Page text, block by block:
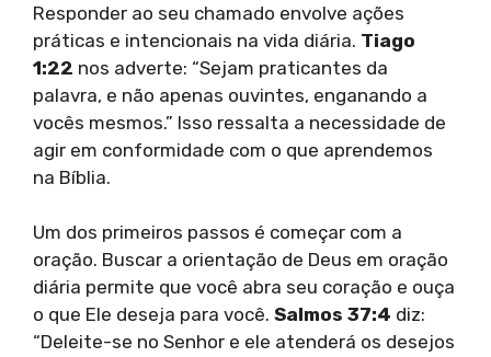
Responder ao seu chamado envolve ações
práticas e intencionais na vida diária. Tiago
1:22 nos adverte: “Sejam praticantes da
palavra, e não apenas ouvintes, enganando a
vocês mesmos.” Isso ressalta a necessidade de
agir em conformidade com o que aprendemos
na Bíblia.
Um dos primeiros passos é começar com a
oração. Buscar a orientação de Deus em oração
diária permite que você abra seu coração e ouça
o que Ele deseja para você. Salmos 37:4 diz:
“Deleite-se no Senhor e ele atenderá os desejos